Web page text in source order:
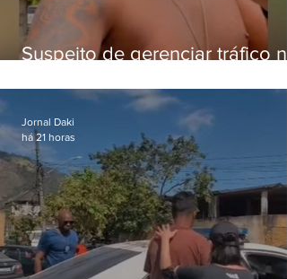
Suspeito de gerenciar tráfico na
foragido
Jornal Daki
há 21 horas